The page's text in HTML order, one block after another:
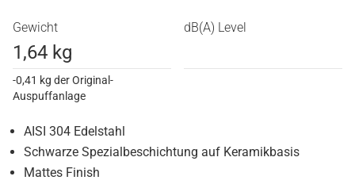
Gewicht
1,64 kg
-0,41 kg der Original-
Auspuffanlage
dB(A) Level
AISI 304 Edelstahl
Schwarze Spezialbeschichtung auf Keramikbasis
Mattes Finish